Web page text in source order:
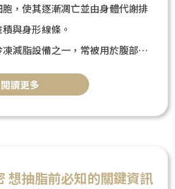
，使其逐漸凋亡並由身體代謝排
與身形線條。
減脂設備之一，常被用於腹部、
將帶你了解冷凍減脂的原理、效
適合自身需求。
閲讀更多
想抽脂前必知的關鍵資訊